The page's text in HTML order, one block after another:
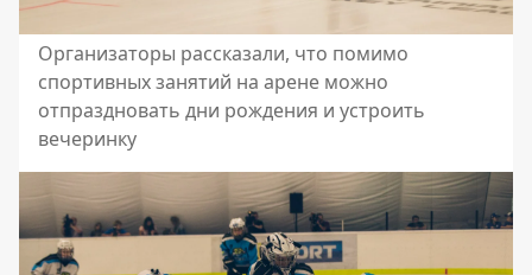
Организаторы рассказали, что помимо
спортивных занятий на арене можно
отпраздновать дни рождения и устроить
вечеринку